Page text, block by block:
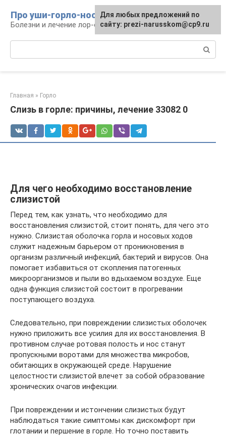
контенту
Про уши-горло-нос
Болезни и лечение лор-органов
Главная » Горло
Слизь в горле: причины, лечение 33082 0
Для чего необходимо восстановление
слизистой
Перед тем, как узнать, что необходимо для
восстановления слизистой, стоит понять, для чего это
нужно. Слизистая оболочка горла и носовых ходов
служит надежным барьером от проникновения в
организм различный инфекций, бактерий и вирусов. Она
помогает избавиться от скопления патогенных
микроорганизмов и пыли во вдыхаемом воздухе. Еще
одна функция слизистой состоит в прогревании
поступающего воздуха.
Следовательно, при повреждении слизистых оболочек
нужно приложить все усилия для их восстановления. В
противном случае ротовая полость и нос станут
пропускными воротами для множества микробов,
обитающих в окружающей среде. Нарушение
целостности слизистой влечет за собой образование
хронических очагов инфекции.
При повреждении и истончении слизистых будут
наблюдаться такие симптомы как дискомфорт при
глотании и першение в горле. Но точно поставить
Для любых предложений по
сайту: prezi-narusskom@cp9.ru